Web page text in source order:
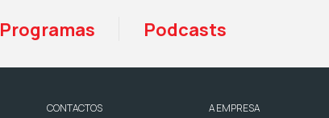
Programas Podcasts
CONTACTOS A EMPRESA